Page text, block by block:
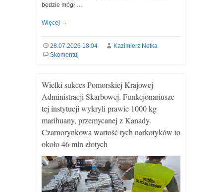
będzie mógł …
Więcej →
28.07.2026 18:04
Kazimierz Netka
Skomentuj
Wielki sukces Pomorskiej Krajowej
Administracji Skarbowej. Funkcjonariusze
tej instytucji wykryli prawie 1000 kg
marihuany, przemycanej z Kanady.
Czarnorynkowa wartość tych narkotyków to
około 46 mln złotych